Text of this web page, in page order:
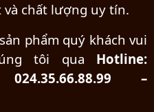
chất lượng uy tín.
phẩm quý khách vui
tôi qua Hotline:
–